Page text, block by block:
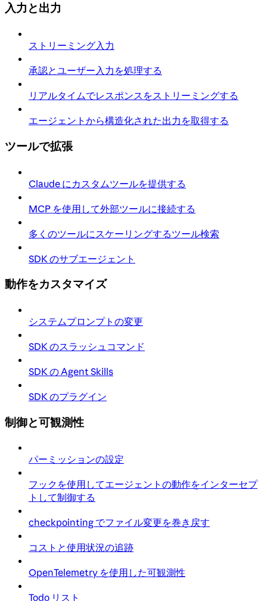
入力と出力
ストリーミング入力
承認とユーザー入力を処理する
リアルタイムでレスポンスをストリーミングする
エージェントから構造化された出力を取得する
ツールで拡張
Claude にカスタムツールを提供する
MCP を使用して外部ツールに接続する
多くのツールにスケーリングするツール検索
SDK のサブエージェント
動作をカスタマイズ
システムプロンプトの変更
SDK のスラッシュコマンド
SDK の Agent Skills
SDK のプラグイン
制御と可観測性
パーミッションの設定
フックを使用してエージェントの動作をインターセプ
トして制御する
checkpointing でファイル変更を巻き戻す
コストと使用状況の追跡
OpenTelemetry を使用した可観測性
Todo リスト